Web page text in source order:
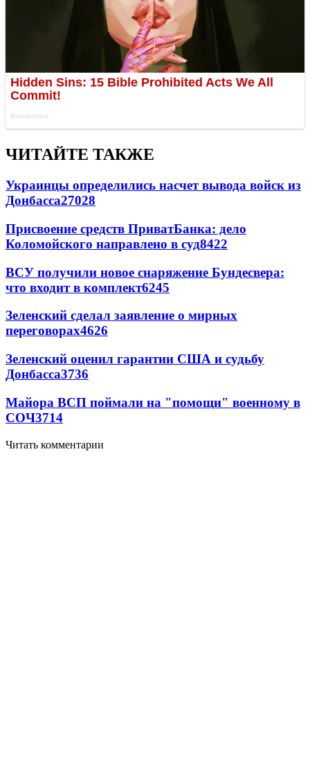
ЧИТАЙТЕ ТАКЖЕ
Украинцы определились насчет вывода войск из
Донбасса27028
Присвоение средств ПриватБанка: дело
Коломойского направлено в суд8422
ВСУ получили новое снаряжение Бундесвера:
что входит в комплект6245
Зеленский сделал заявление о мирных
переговорах4626
Зеленский оценил гарантии США и судьбу
Донбасса3736
Майора ВСП поймали на "помощи" военному в
СОЧ3714
Читать комментарии